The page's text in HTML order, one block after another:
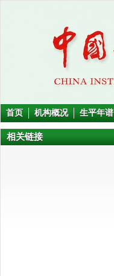
首页 机构概况 生平年谱
相关链接